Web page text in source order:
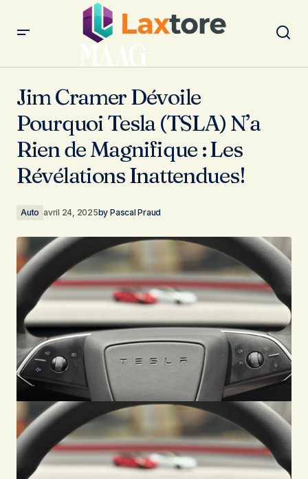
Magnifique : Les Révélations Inattendues!
Jim Cramer Dévoile
Pourquoi Tesla (TSLA) N’a
Rien de Magnifique : Les
Révélations Inattendues!
Auto avril 24, 2025by Pascal Praud